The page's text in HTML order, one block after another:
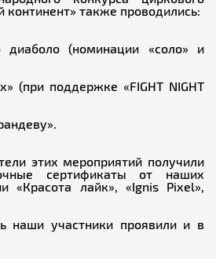
континент» также проводились:
диаболо (номинации «соло» и
(при поддержке «FIGHT NIGHT
этих мероприятий получили
сертификаты от наших
«Красота лайк», «Ignis Pixel»,
наши участники проявили и в